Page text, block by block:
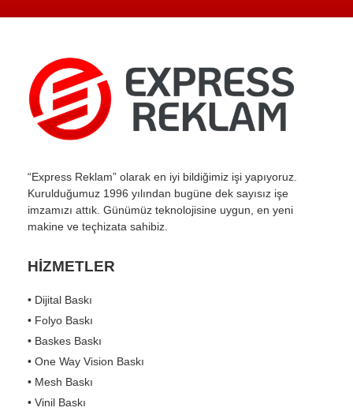
“Express Reklam” olarak en iyi bildiğimiz işi yapıyoruz.
Kurulduğumuz 1996 yılından bugüne dek sayısız işe
imzamızı attık. Günümüz teknolojisine uygun, en yeni
makine ve teçhizata sahibiz.
HİZMETLER
• Dijital Baskı
• Folyo Baskı
• Baskes Baskı
• One Way Vision Baskı
• Mesh Baskı
• Vinil Baskı